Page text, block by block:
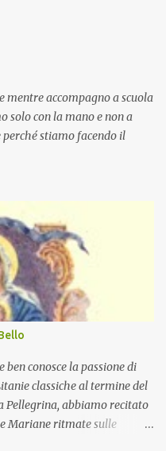
mentre accompagno a scuola
solo con la mano e non a
perché stiamo facendo il
conosce la passione di
classiche al termine del
Pellegrina, abbiamo recitato
Mariane ritmate sulle